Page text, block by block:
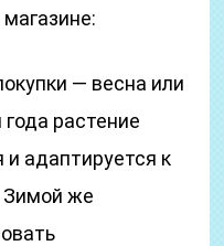
— весна или
растение
адаптируется к
Зимой же